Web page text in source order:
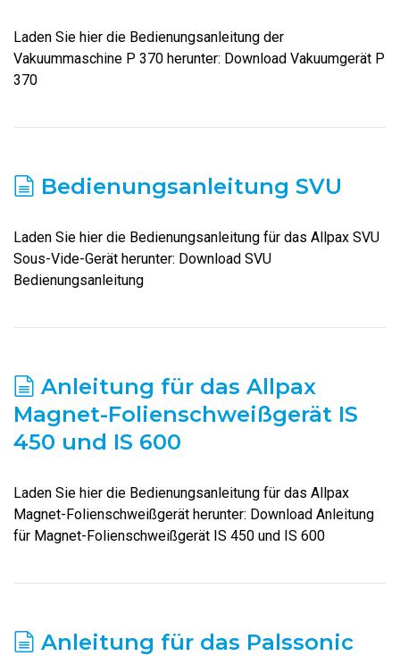
Laden Sie hier die Bedienungsanleitung der
Vakuummaschine P 370 herunter: Download Vakuumgerät P
370
Bedienungsanleitung SVU
Laden Sie hier die Bedienungsanleitung für das Allpax SVU
Sous-Vide-Gerät herunter: Download SVU
Bedienungsanleitung
Anleitung für das Allpax
Magnet-Folienschweißgerät IS
450 und IS 600
Laden Sie hier die Bedienungsanleitung für das Allpax
Magnet-Folienschweißgerät herunter: Download Anleitung
für Magnet-Folienschweißgerät IS 450 und IS 600
Anleitung für das Palssonic